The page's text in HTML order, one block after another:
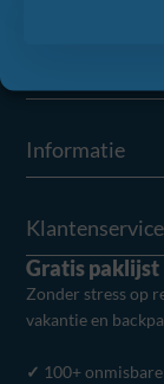
Informatie
Klantenservice
Gratis paklijst
Zonder stress op
vakantie en
✓ 100+